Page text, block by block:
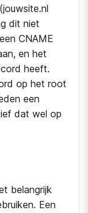
dit niet
CNAME
en het
heeft.
op het root
een
dat wel op
belangrijk
Een